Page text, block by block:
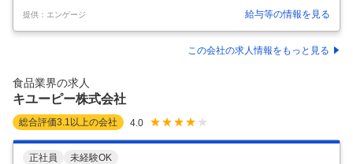
円！ ●年間126日の休日取得可能！ ＼シャトレーゼ本社で『商品の販売
計画』に携わって頂きます！／ ◎商品の販売計画や需給調整などに関心
がある方歓迎 ◎営業・店舗運営・購買・生産管理・商品管理などのご経
験を活かせる環境 ◎部門の垣根を越えて連携しながら仕事を進められる
署と協力しながら業務を進めたい」 そんな方におすすめのポジションで
す。 ――――――――――――――― シャトレーゼ本
提供：エンゲージ 給与等の情報を見る
この会社の求人情報をもっと見る
食品業界の求人
キユーピー株式会社
総合評価3.1 以上の会社 4.0
正社員 未経験OK